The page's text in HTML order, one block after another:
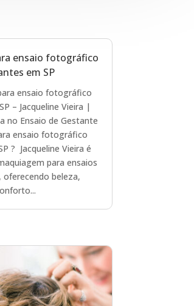
ensaio fotográfico
em SP
ensaio fotográfico
– Jacqueline Vieira |
no Ensaio de Gestante
ensaio fotográfico
? Jacqueline Vieira é
para ensaios
beleza,